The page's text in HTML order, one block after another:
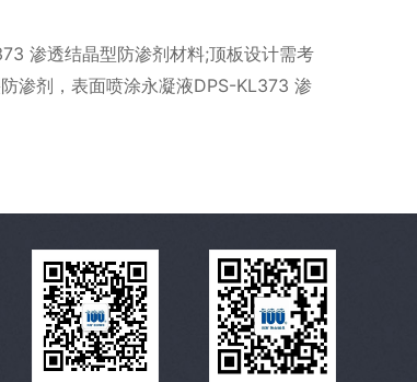
渗透结晶型防渗剂材料;顶板设计需考
渗剂，表面喷涂永凝液DPS-KL373 渗